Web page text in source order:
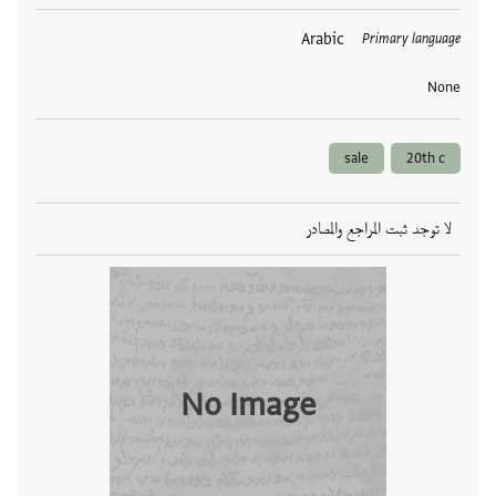
Primary language
Arabic
None
العلامات
20th c
sale
لا توجد ثبت المراجع والمصادر
No Image